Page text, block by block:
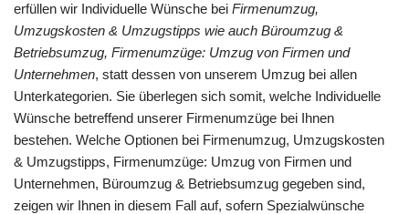
erfüllen wir Individuelle Wünsche bei Firmenumzug,
Umzugskosten & Umzugstipps wie auch Büroumzug &
Betriebsumzug, Firmenumzüge: Umzug von Firmen und
Unternehmen, statt dessen von unserem Umzug bei allen
Unterkategorien. Sie überlegen sich somit, welche Individuelle
Wünsche betreffend unserer Firmenumzüge bei Ihnen
bestehen. Welche Optionen bei Firmenumzug, Umzugskosten
& Umzugstipps, Firmenumzüge: Umzug von Firmen und
Unternehmen, Büroumzug & Betriebsumzug gegeben sind,
zeigen wir Ihnen in diesem Fall auf, sofern Spezialwünsche